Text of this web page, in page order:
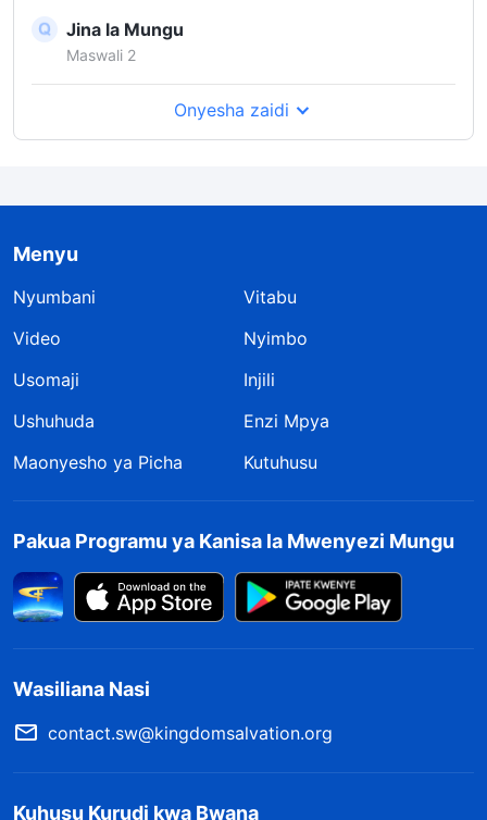
Jina la Mungu
Maswali 2
Onyesha zaidi
Menyu
Nyumbani
Vitabu
Video
Nyimbo
Usomaji
Injili
Ushuhuda
Enzi Mpya
Maonyesho ya Picha
Kutuhusu
Pakua Programu ya Kanisa la Mwenyezi Mungu
Wasiliana Nasi
contact.sw@kingdomsalvation.org
Kuhusu Kurudi kwa Bwana